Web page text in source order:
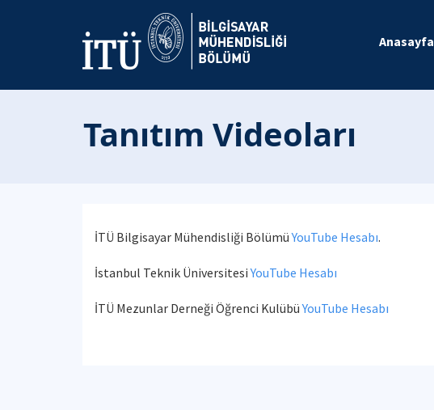
Anasayfa
Tanıtım Videoları
İTÜ Bilgisayar Mühendisliği BölümüYouTube Hesabı.
İstanbul Teknik ÜniversitesiYouTube Hesabı
İTÜ Mezunlar Derneği Öğrenci KulübüYouTube Hesabı